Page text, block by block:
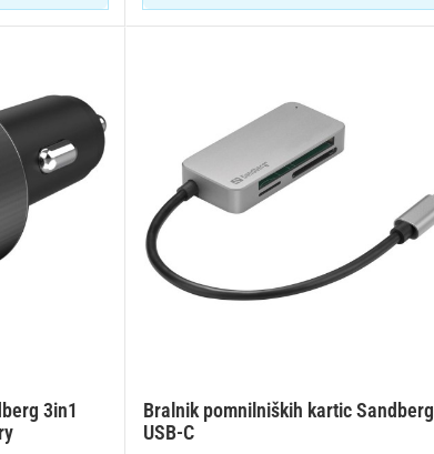
3in1
Bralnik pomnilniških kartic Sandberg
USB-C
želja morate biti prijavljeni.
Prijava